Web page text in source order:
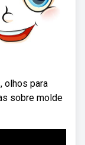
olhos para
sobre molde